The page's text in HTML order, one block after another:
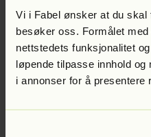
Vi i Fabel ønsker at du skal
besøker oss. Formålet
nettstedets funksjonalitet
løpende tilpasse innhold
i annonser for å presentere